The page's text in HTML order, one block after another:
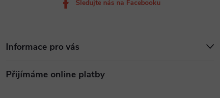
Informace pro vás
Přijímáme online platby
Sledujte nás na Facebooku